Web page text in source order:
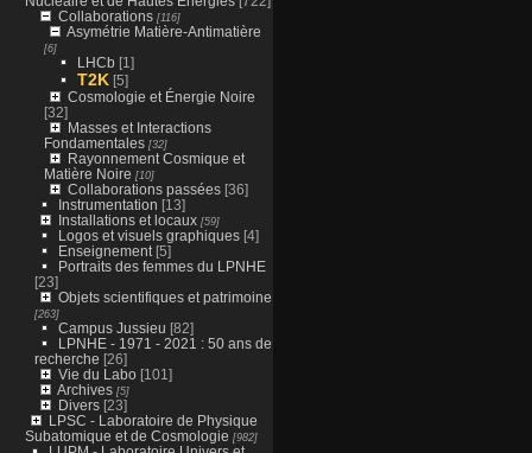
Collaborations[116]
Asymétrie Matière-Antimatière
[6]
LHCb[1]
T2K[5]
Cosmologie et Énergie Noire
[32]
Masses et Interactions
Fondamentales[32]
Rayonnement Cosmique et
Matière Noire [10]
Collaborations passées[36]
Instrumentation [13]
Installations et locaux[59]
Logos et visuels graphiques[4]
Enseignement[5]
Portraits des femmes du LPNHE
[23]
Objets scientifiques et patrimoine
[263]
Campus Jussieu [82]
LPNHE - 1971 - 2021 : 50 ans de
recherche [26]
Vie du Labo[101]
Archives[5]
Divers[23]
LPSC - Laboratoire de Physique
Subatomique et de Cosmologie [982]